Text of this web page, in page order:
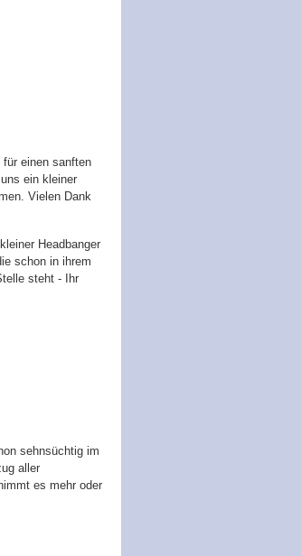
für einen sanften
ein kleiner
Vielen Dank
Headbanger
schon in ihrem
steht - Ihr
sehnsüchtig im
aller
es mehr oder